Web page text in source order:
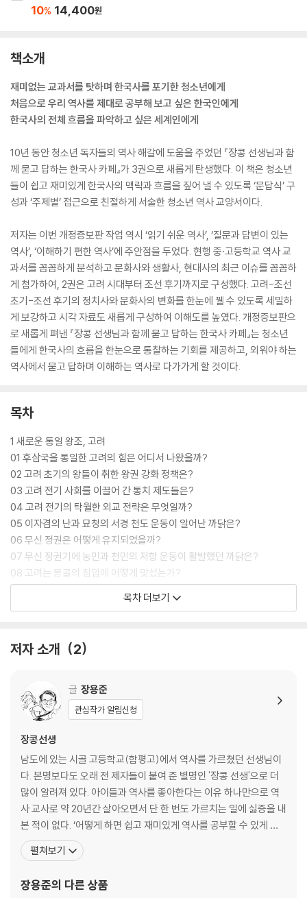
10% 14,400원
책소개
재미없는 교과서를 탓하며 한국사를 포기한 청소년에게
처음으로 우리 역사를 제대로 공부해 보고 싶은 한국인에게
한국사의 전체 흐름을 파악하고 싶은 세계인에게
10년 동안 청소년 독자들의 역사 해갈에 도움을 주었던 『장콩 선생님과 함
께 묻고 답하는 한국사 카페』가 3권으로 새롭게 탄생했다. 이 책은 청소년
들이 쉽고 재미있게 한국사의 맥락과 흐름을 짚어 낼 수 있도록 ‘문답식’ 구
성과 ‘주제별’ 접근으로 친절하게 서술한 청소년 역사 교양서이다.
저자는 이번 개정증보판 작업 역시 ‘읽기 쉬운 역사’, ‘질문과 답변이 있는
역사’, ‘이해하기 편한 역사’에 주안점을 두었다. 현행 중·고등학교 역사 교
과서를 꼼꼼하게 분석하고 문화사와 생활사, 현대사의 최근 이슈를 꼼꼼하
게 첨가하여, 2권은 고려 시대부터 조선 후기까지로 구성했다. 고려-조선
초기-조선 후기의 정치사와 문화사의 변화를 한눈에 꿸 수 있도록 세밀하
게 보강하고 시각 자료도 새롭게 구성하여 이해도를 높였다. 개정증보판으
로 새롭게 펴낸 『장콩 선생님과 함께 묻고 답하는 한국사 카페』는 청소년
들에게 한국사의 흐름을 한눈으로 통찰하는 기회를 제공하고, 외워야 하는
역사에서 묻고 답하며 이해하는 역사로 다가가게 할 것이다.
목차
1 새로운 통일 왕조, 고려
01 후삼국을 통일한 고려의 힘은 어디서 나왔을까?
02 고려 초기의 왕들이 취한 왕권 강화 정책은?
03 고려 전기 사회를 이끌어 간 통치 제도들은?
04 고려 전기의 탁월한 외교 전략은 무엇일까?
05 이자겸의 난과 묘청의 서경 천도 운동이 일어난 까닭은?
06 무신 정권은 어떻게 유지되었을까?
07 무신 정권기에 농민과 천민의 저항 운동이 활발했던 까닭은?
08 고려는 몽골의 침입에 어떻게 맞섰는가?
09 원나라 간섭기에 공민왕은 어떤 정책을 펼쳤는가?
씽 스페샬|고려 시대 향리는 과거를 볼 수 있었을까?|‘Korea’의 기원은?|
이자겸과 굴비|최씨 무신 정권을 유지했던 권력 기구들|만적의 봉기가 실
패한 이유|어느 시대에나 배신자는 있다?|노국대장공주가 끝까지 살아 있
었다면?|이방원과 정몽주의 시조 대결| 고려 초기 불상들은 왜 하나같이
못생겼을까?|원과 교류하면서 받아들인 문물은?
한눈에 정리 - 무신 정권의 결말은?|공민왕의 개혁 정책
2 아침의 나라, 조선이 서다
14 조선의 통치 체제는 어떻게 정비되었는가?
16 조선 전기에 발달한 민족 문화는?
목차 더보기
저자 소개 2
글 장용준
관심작가 알림신청
장콩선생
남도에 있는 시골 고등학교(함평고)에서 역사를 가르쳤던 선생님이
다. 본명보다도 오래 전 제자들이 붙여 준 별명인 '장콩 선생'으로 더
많이 알려져 있다. 아이들과 역사를 좋아한다는 이유 하나만으로 역
사 교사로 약 20년간 살아오면서 단 한 번도 가르치는 일에 싫증을 내
본 적이 없다. ‘어떻게 하면 쉽고 재미있게 역사를 공부할 수 있게 할
까?’를 항상 고민해 왔고, 지금도 그 고민은 끝나지 않았다. 그동안 지
은 책으로는 『묻고 답하는 한국사 카페』, 『외우지 않아도 저절로 이해
이야기(옛 그림편)』, 『
펼쳐보기
장용준의 다른 상품